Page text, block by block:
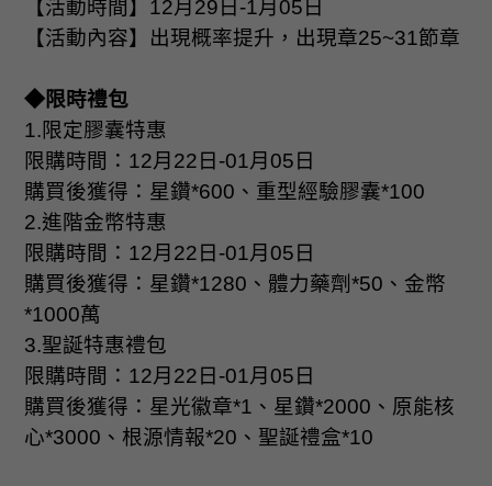
【活動時間】 12月 29 日 -1月05 日
【活動內容】出現概率提升，出現章25~31節章
◆限時禮包
1.限定膠囊特惠
限購時間： 12月 22 日 -01月05 日
購買後獲得：星鑽*600 、重型經驗膠囊*100
2.進階金幣特惠
限購時間： 12月 22 日 -01月05 日
購買後獲得：星鑽*1280 、體力藥劑*50 、金幣
*1000萬
3.聖誕特惠禮包
限購時間： 12月 22 日 -01月05 日
購買後獲得：星光徽章*1 、星鑽*2000 、原能核
心*3000 、根源情報*20 、聖誕禮盒*10